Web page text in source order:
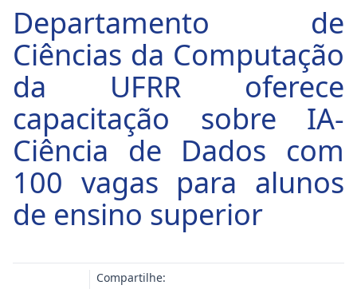
Departamento de
Ciências da Computação
da UFRR oferece
capacitação sobre IA-
Ciência de Dados com
100 vagas para alunos
de ensino superior
Compartilhe: